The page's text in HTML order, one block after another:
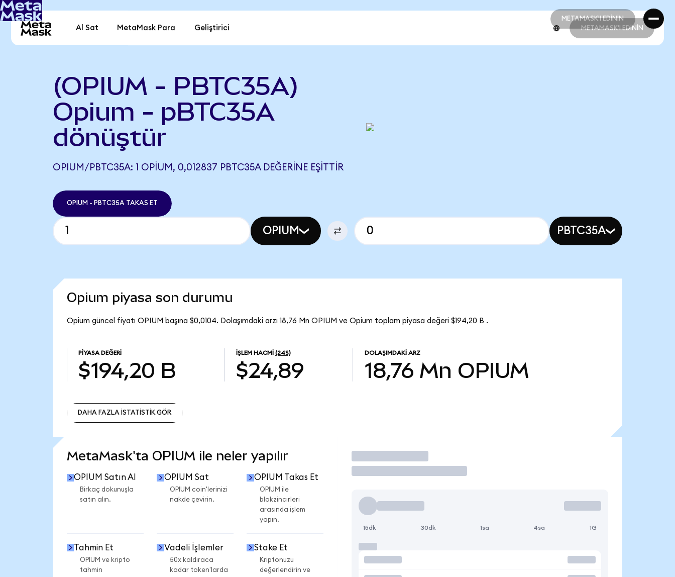
METAMASK'I EDİNİN
METAMASK'I EDİNİN
Al Sat MetaMask Para Geliştirici METAMASK'I EDİNİN
(OPIUM - PBTC35A)
Opium - pBTC35A
dönüştür
OPIUM/PBTC35A: 1 OPIUM, 0,012837 PBTC35A DEĞERINE EŞITTIR
OPIUM - PBTC35A TAKAS ET
OPIUM PBTC35A
Opium piyasa son durumu
Opium güncel fiyatı OPIUM başına $0,0104. Dolaşımdaki arzı 18,76 Mn OPIUM ve Opium toplam piyasa değeri $194,20 B .
PIYASA DEĞERI
$194,20 B
İŞLEM HACMI (24S)
$24,89
DOLAŞIMDAKI ARZ
18,76 Mn OPIUM
DAHA FAZLA İSTATİSTİK GÖR
MetaMask'ta OPIUM ile neler yapılır
OPIUM Satın Al
Birkaç dokunuşla
satın alın.
OPIUM Sat
OPIUM coin'lerinizi
nakde çevirin.
OPIUM Takas Et
OPIUM ile
blokzincirleri
arasında işlem
yapın.
Tahmin Et
OPIUM ve kripto
tahmin
Vadeli İşlemler
50x kaldıraca
kadar token'larda
Stake Et
Kriptonuzu
değerlendirin ve
İşlem Yap
15dk 30dk 1sa 4sa 1G